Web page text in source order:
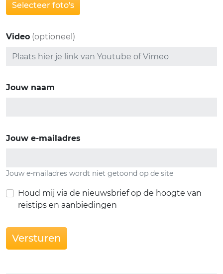
Selecteer foto's
Video (optioneel)
Jouw naam
Jouw e-mailadres
Jouw e-mailadres wordt niet getoond op de site
Houd mij via de nieuwsbrief op de hoogte van
reistips en aanbiedingen
Versturen